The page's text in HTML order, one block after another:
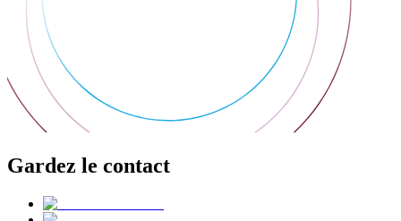
Gardez le contact